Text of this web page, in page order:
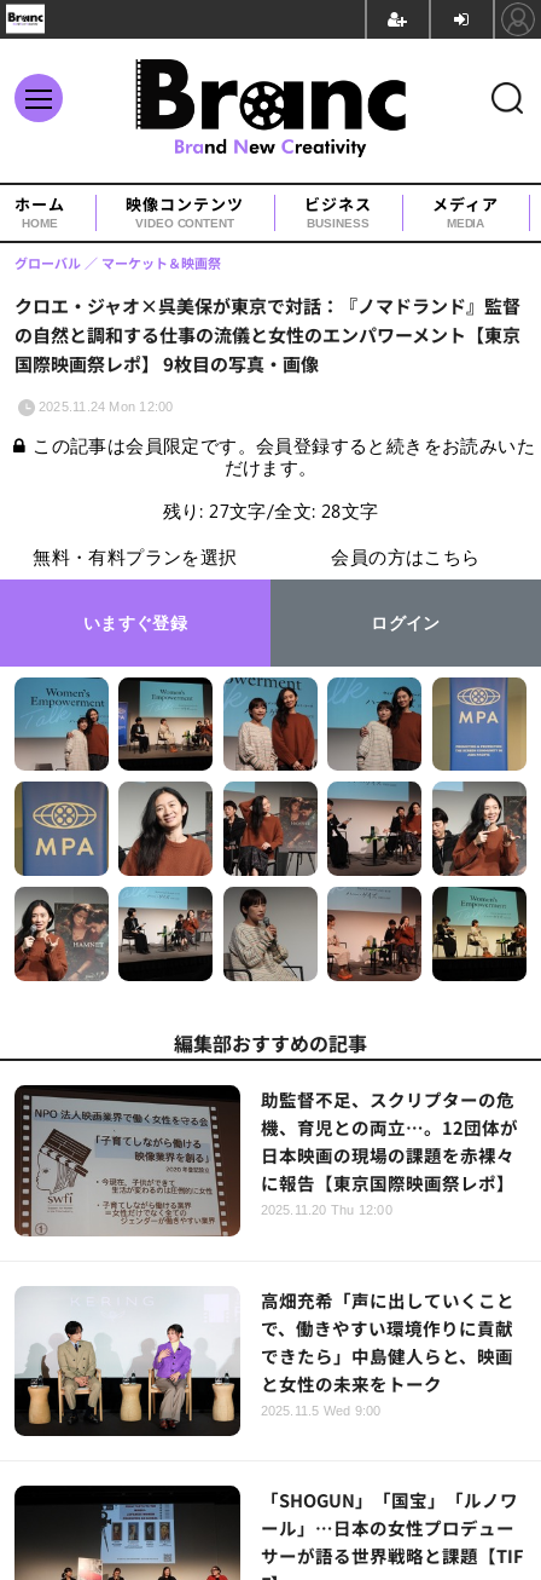
ホーム
HOME
映像コンテンツ
VIDEO CONTENT
ビジネス
BUSINESS
メディア
MEDIA
クロエ・ジャオ×呉美保が東京で対話：『ノマドランド』監督
の自然と調和する仕事の流儀と女性のエンパワーメント【東京
国際映画祭レポ】 9枚目の写真・画像
グローバル マーケット＆映画祭
2025.11.24 Mon 12:00
この記事は会員限定です。会員登録すると続きをお読みいた
だけます。
残り: 27文字/全文: 28文字
無料・有料プランを選択
いますぐ登録
会員の方はこちら
ログイン
編集部おすすめの記事
助監督不足、スクリプターの危
機、育児との両立…。12団体が
日本映画の現場の課題を赤裸々
に報告【東京国際映画祭レポ】
2025.11.20 Thu 12:00
高畑充希「声に出していくこと
で、働きやすい環境作りに貢献
できたら」中島健人らと、映画
と女性の未来をトーク
2025.11.5 Wed 9:00
「SHOGUN」「国宝」「ルノワ
ール」…日本の女性プロデュー
サーが語る世界戦略と課題【TIF